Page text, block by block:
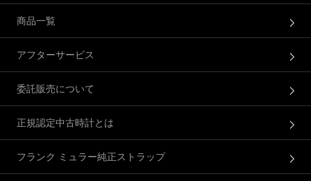
商品一覧
アフターサービス
委託販売について
正規認定中古時計とは
フランク ミュラー純正ストラップ